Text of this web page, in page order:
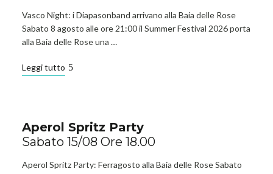
Vasco Night: i Diapasonband arrivano alla Baia delle Rose
Sabato 8 agosto alle ore 21:00 il Summer Festival 2026 porta
alla Baia delle Rose una …
Leggi tutto
Aperol Spritz Party
Sabato 15/08 Ore 18.00
Aperol Spritz Party: Ferragosto alla Baia delle Rose Sabato